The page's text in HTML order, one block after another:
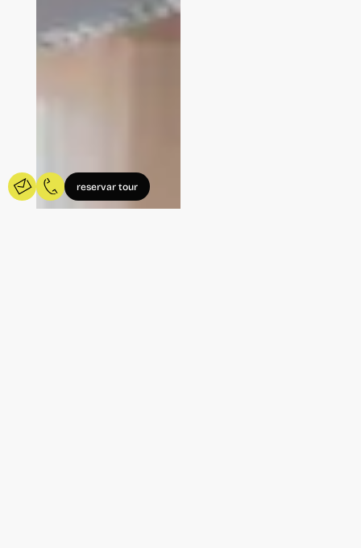
reservar tour